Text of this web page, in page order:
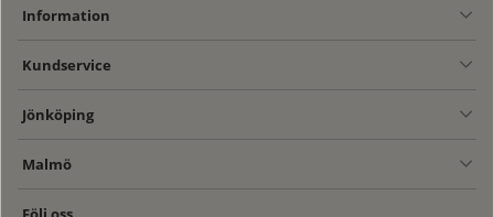
Information
Kundservice
Jönköping
Malmö